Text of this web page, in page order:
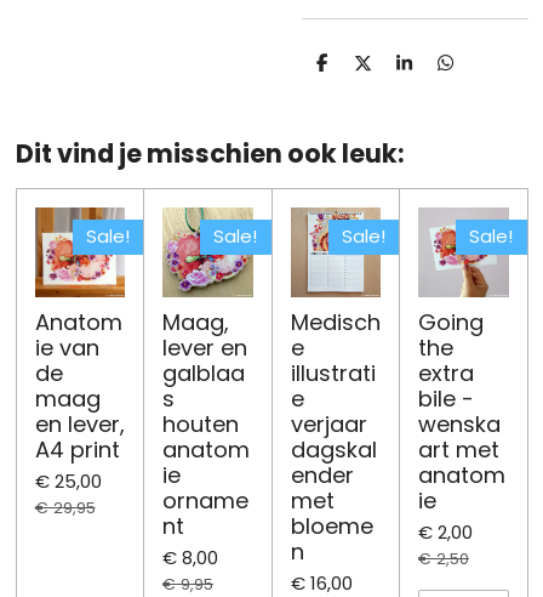
D
n
D S
e
D
Dit vind je misschien ook leuk:
Sale!
Anatom
ie van
de
maag
en lever,
A4 print
€ 25,00
€ 29,95
Sale!
Maag,
lever en
galblaa
s
houten
anatom
ie
orname
nt
€ 8,00
€ 9,95
Sale!
Medisch
e
illustrati
e
verjaar
dagskal
ender
met
bloeme
n
€ 16,00
Sale!
Going
the
extra
bile -
wenska
art met
anatom
ie
€ 2,00
€ 2,50